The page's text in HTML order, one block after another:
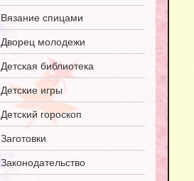
Вязание спицами
Дворец молодежи
Детская библиотека
Детские игры
Детский гороскоп
Заготовки
Законодательство